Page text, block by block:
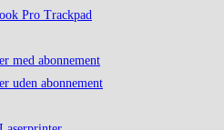
Pro Trackpad
med abonnement
uden abonnement